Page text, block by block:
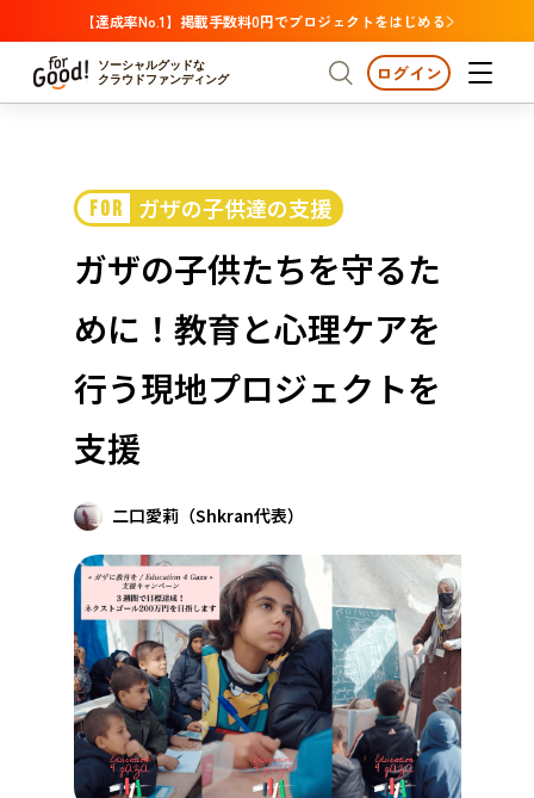
【達成率No.1】掲載手数料0円でプロジェクトをはじめる
ソーシャルグッドな
クラウドファンディング
プロジェクトからさがす 注目
カテゴリーからさがす 国際協力
医療・福祉
人権・マイノリティ
中国
四国
九州・沖縄
注目 新着
支援金額が多い
支援人数が多い
終了日が近い
カテゴリーからさがす
国際協力 医療・福祉
子ども・教育
環境・エシカル
人権・マイノリティ
社会貢献
地域からさがす
北海道 青森 岩手 宮城
栃木 群馬 埼玉 東京
新潟 富山 石川 福井 山梨 長野
三重 滋賀 京都 大阪 兵庫 奈良
鳥取 島根 岡山 広島 山口
ログイン
FOR ガザの子供達の支援
ガザの子供たちを守るた
めに！教育と心理ケアを
行う現地プロジェクトを
支援
二口愛莉（Shkran代表）